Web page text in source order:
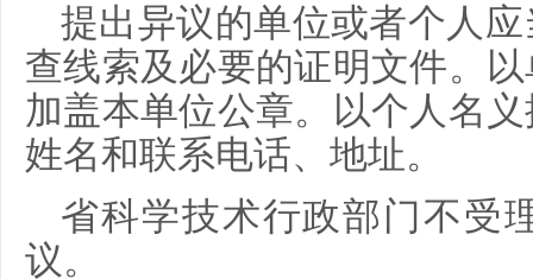
提出异议的单位或者个人
查线索及必要的证明文件。
加盖本单位公章。以个人名
姓名和联系电话、地址。
省科学技术行政部门不受
议。